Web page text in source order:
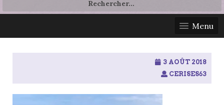
Menu
3 AOÛT 2018
CERISES63